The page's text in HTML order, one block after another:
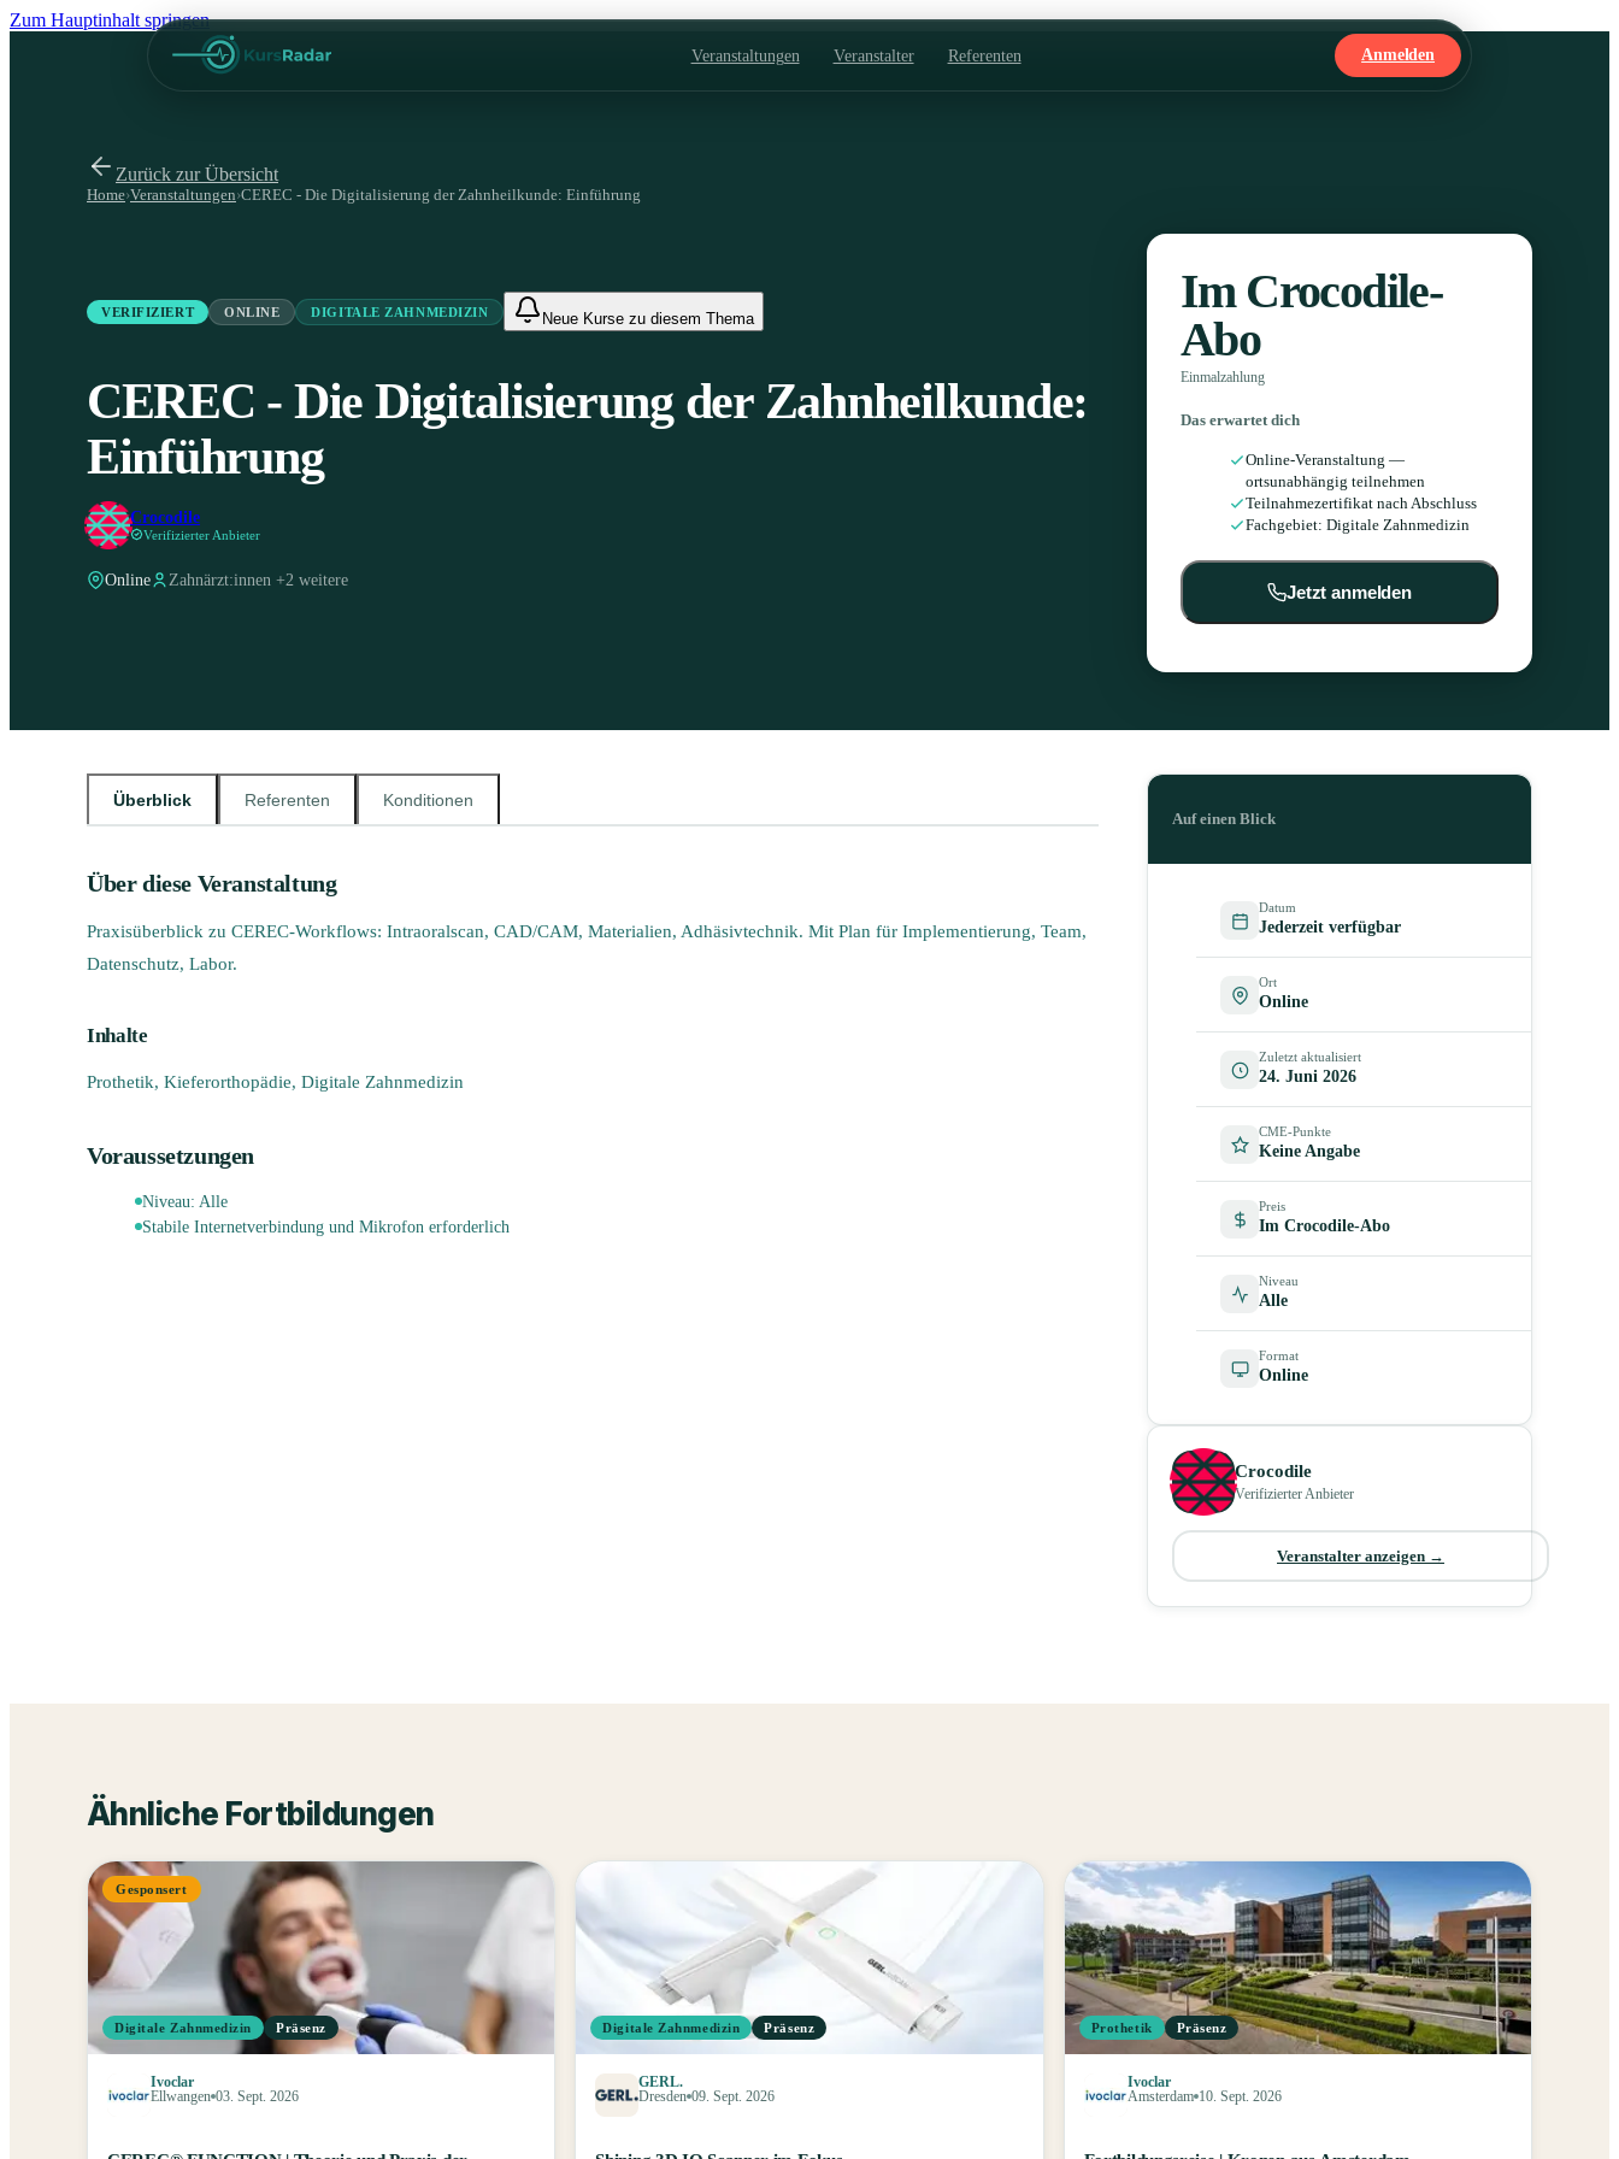
Zum Hauptinhalt springen
Veranstaltungen Veranstalter Referenten Anmelden
Zurück zur Übersicht
Home›Veranstaltungen›CEREC - Die Digitalisierung der Zahnheilkunde: Einführung
VERIFIZIERT ONLINE DIGITALE ZAHNMEDIZIN Neue Kurse zu diesem Thema
CEREC - Die Digitalisierung der Zahnheilkunde:
Einführung
Crocodile
Verifizierter Anbieter
Online Zahnärzt:innen +2 weitere
Im Crocodile-
Abo
Einmalzahlung
Das erwartet dich
Online-Veranstaltung —
ortsunabhängig teilnehmen
Teilnahmezertifikat nach Abschluss
Fachgebiet: Digitale Zahnmedizin
Jetzt anmelden
Überblick Referenten Konditionen
Über diese Veranstaltung
Praxisüberblick zu CEREC-Workflows: Intraoralscan, CAD/CAM, Materialien, Adhäsivtechnik. Mit Plan für Implementierung, Team,
Datenschutz, Labor.
Inhalte
Prothetik, Kieferorthopädie, Digitale Zahnmedizin
Voraussetzungen
Niveau: Alle
Stabile Internetverbindung und Mikrofon erforderlich
Auf einen Blick
Datum
Jederzeit verfügbar
Ort
Online
Zuletzt aktualisiert
24. Juni 2026
CME-Punkte
Keine Angabe
Preis
Im Crocodile-Abo
Niveau
Alle
Format
Online
Crocodile
Verifizierter Anbieter
Veranstalter anzeigen →
Ähnliche Fortbildungen
Gesponsert
Digitale Zahnmedizin Präsenz
Ivoclar
Ellwangen 03. Sept. 2026
Digitale Zahnmedizin Präsenz
GERL.
Dresden 09. Sept. 2026
Prothetik Präsenz
Ivoclar
Amsterdam 10. Sept. 2026